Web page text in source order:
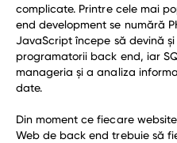
complicate. Printre cele mai
end development se numără
JavaScript începe să devină
programatorii back end, iar
manageria și a analiza
date.
Din moment ce fiecare
Web de back end trebuie să